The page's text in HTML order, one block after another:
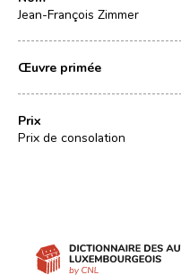
Jean-François Zimmer
Œuvre primée
Prix
Prix de consolation